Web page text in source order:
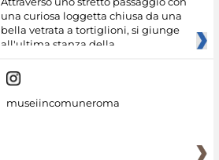
una curiosa loggetta chiusa da una
bella vetrata a tortiglioni, si giunge
all'ultima stanza della
museiincomuneroma